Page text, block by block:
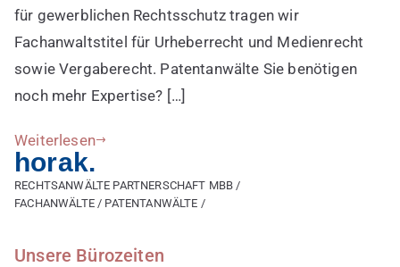
für gewerblichen Rechtsschutz tragen wir
Fachanwaltstitel für Urheberrecht und Medienrecht
sowie Vergaberecht. Patentanwälte Sie benötigen
noch mehr Expertise? […]
Weiterlesen
horak.
RECHTSANWÄLTE PARTNERSCHAFT MBB /
FACHANWÄLTE / PATENTANWÄLTE /
Unsere Bürozeiten